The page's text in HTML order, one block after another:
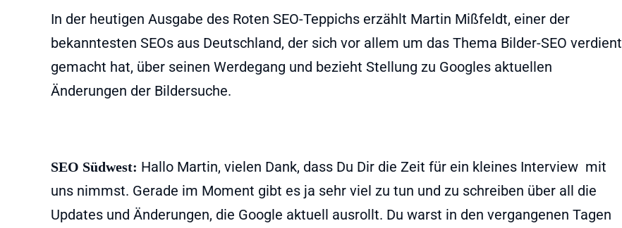
In der heutigen Ausgabe des Roten SEO-Teppichs erzählt Martin Mißfeldt, einer der
bekanntesten SEOs aus Deutschland, der sich vor allem um das Thema Bilder-SEO verdient
gemacht hat, über seinen Werdegang und bezieht Stellung zu Googles aktuellen
Änderungen der Bildersuche.
SEO Südwest: Hallo Martin, vielen Dank, dass Du Dir die Zeit für ein kleines Interview mit
uns nimmst. Gerade im Moment gibt es ja sehr viel zu tun und zu schreiben über all die
Updates und Änderungen, die Google aktuell ausrollt. Du warst in den vergangenen Tagen